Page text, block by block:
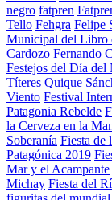
negro fatpren
Tello Fehgra Felipe
Municipal del Libro
Cardozo Fernando
Festejos del Día del
Títeres Quique
Viento Festival
Patagonia Rebelde
la Cerveza en la
Soberanía Fiesta de
Patagónica 2019
Mar y el Acampante
Michay Fiesta del